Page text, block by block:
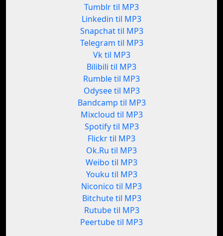
Tumblr til MP3
Linkedin til MP3
Snapchat til MP3
Telegram til MP3
Vk til MP3
Bilibili til MP3
Rumble til MP3
Odysee til MP3
Bandcamp til MP3
Mixcloud til MP3
Spotify til MP3
Flickr til MP3
Ok.Ru til MP3
Weibo til MP3
Youku til MP3
Niconico til MP3
Bitchute til MP3
Rutube til MP3
Peertube til MP3